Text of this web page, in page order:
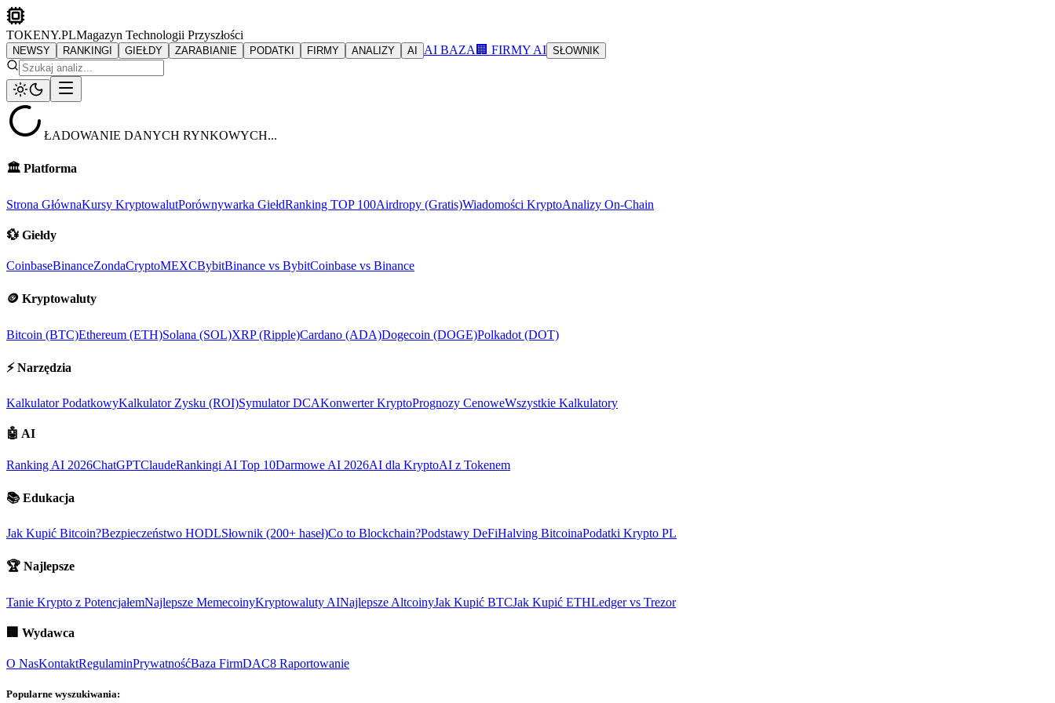
TOKENY.PLMagazyn Technologii Przyszłości
NEWSY RANKINGI GIEŁDY ZARABIANIE PODATKI FIRMY ANALIZY AI AI BAZA 🏢 FIRMY AI SŁOWNIK
ŁADOWANIE DANYCH RYNKOWYCH...
🏛️ Platforma
Strona GłównaKursy KryptowalutPorównywarka GiełdRanking TOP 100Airdropy (Gratis)Wiadomości KryptoAnalizy On-Chain
💱 Giełdy
CoinbaseBinanceZondaCryptoMEXCBybitBinance vs BybitCoinbase vs Binance
🪙 Kryptowaluty
Bitcoin (BTC)Ethereum (ETH)Solana (SOL)XRP (Ripple)Cardano (ADA)Dogecoin (DOGE)Polkadot (DOT)
⚡ Narzędzia
Kalkulator PodatkowyKalkulator Zysku (ROI)Symulator DCAKonwerter KryptoPrognozy CenoweWszystkie Kalkulatory
🤖 AI
Ranking AI 2026ChatGPTClaudeRankingi AI Top 10Darmowe AI 2026AI dla KryptoAI z Tokenem
📚 Edukacja
Jak Kupić Bitcoin?Bezpieczeństwo HODLSłownik (200+ haseł)Co to Blockchain?Podstawy DeFiHalving BitcoinaPodatki Krypto PL
🏆 Najlepsze
Tanie Krypto z PotencjałemNajlepsze MemecoinyKryptowaluty AINajlepsze AltcoinyJak Kupić BTCJak Kupić ETHLedger vs Trezor
🏢 Wydawca
O NasKontaktRegulaminPrywatnośćBaza FirmDAC8 Raportowanie
Popularne wyszukiwania: